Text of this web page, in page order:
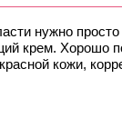
нужно просто
крем. Хорошо
кожи,